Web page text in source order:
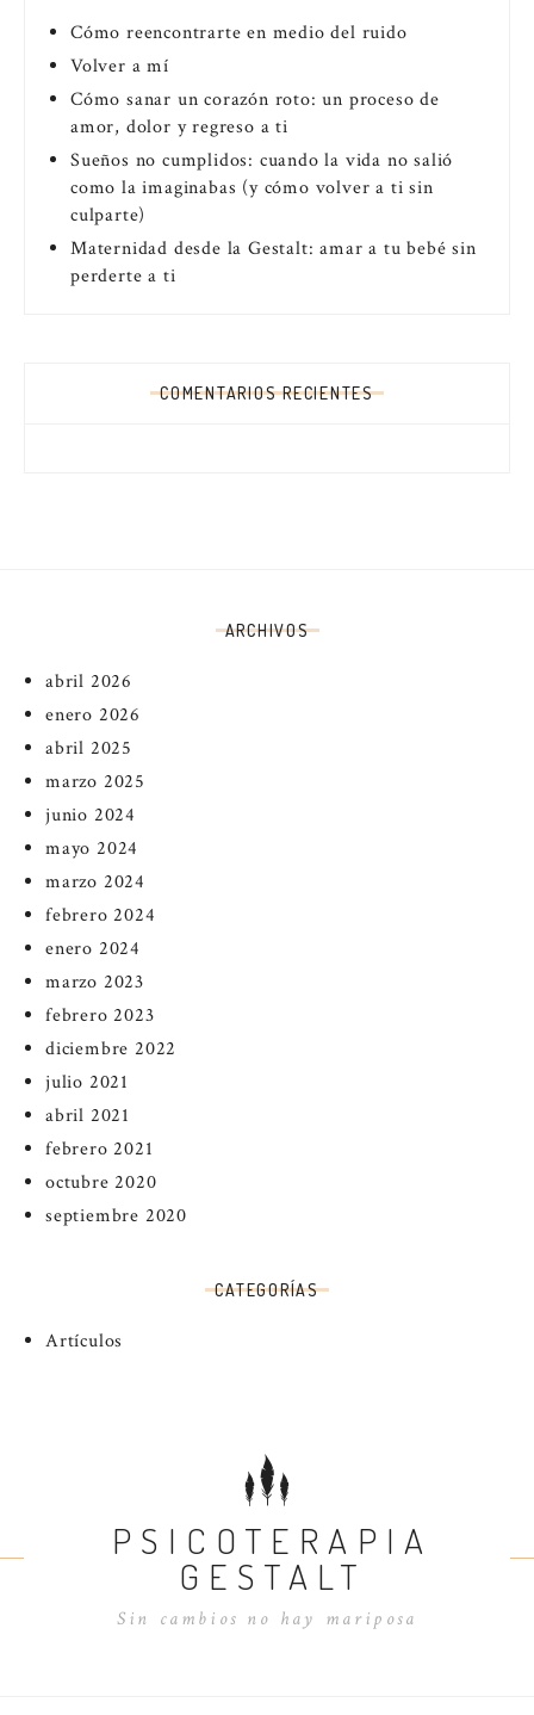
Cómo reencontrarte en medio del ruido
Volver a mí
Cómo sanar un corazón roto: un proceso de
amor, dolor y regreso a ti
Sueños no cumplidos: cuando la vida no salió
como la imaginabas (y cómo volver a ti sin
culparte)
Maternidad desde la Gestalt: amar a tu bebé sin
perderte a ti
COMENTARIOS RECIENTES
ARCHIVOS
abril 2026
enero 2026
abril 2025
marzo 2025
junio 2024
mayo 2024
marzo 2024
febrero 2024
enero 2024
marzo 2023
febrero 2023
diciembre 2022
julio 2021
abril 2021
febrero 2021
octubre 2020
septiembre 2020
CATEGORÍAS
Artículos
PSICOTERAPIA
GESTALT
Sin cambios no hay mariposa